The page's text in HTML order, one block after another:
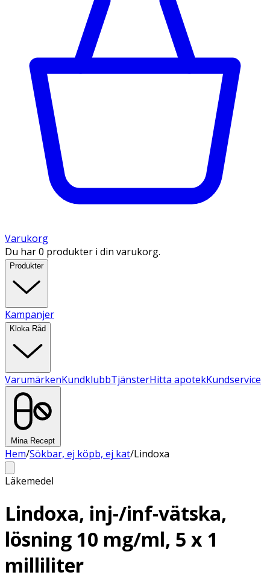
Varukorg
Du har 0 produkter i din varukorg.
Produkter
Kampanjer
Kloka Råd
VarumärkenKundklubbTjänsterHitta apotekKundservice
Mina Recept
Hem/Sökbar, ej köpb, ej kat/Lindoxa
Läkemedel
Lindoxa, inj-/inf-vätska,
lösning 10 mg/ml, 5 x 1
milliliter